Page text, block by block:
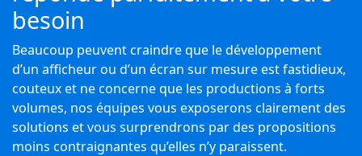
besoin
Beaucoup peuvent craindre que le développement
d’un afficheur ou d’un écran sur mesure est fastidieux,
couteux et ne concerne que les productions à forts
volumes, nos équipes vous exposerons clairement des
solutions et vous surprendrons par des propositions
moins contraignantes qu’elles n’y paraissent.